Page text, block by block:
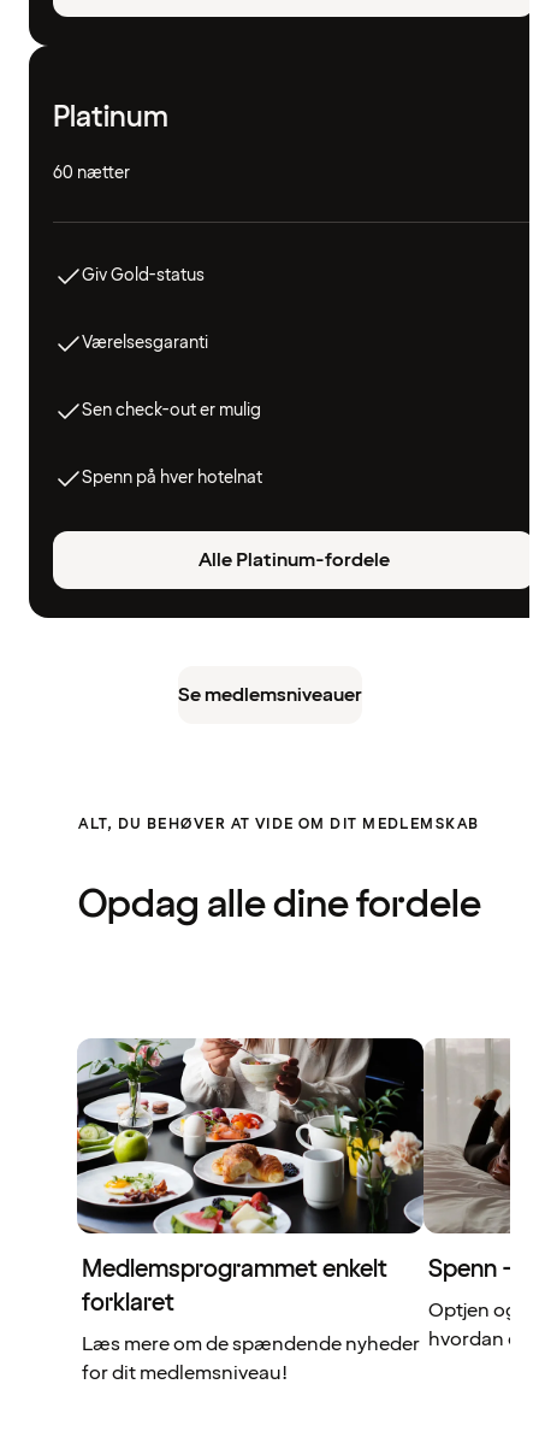
Platinum
60 nætter
Giv Gold-status
Værelsesgaranti
Sen check-out er mulig
Spenn på hver hotelnat
Alle Platinum-fordele
Se medlemsniveauer
ALT, DU BEHØVER AT VIDE OM DIT MEDLEMSKAB
Opdag alle dine fordele
Medlemsprogrammet enkelt
forklaret
Læs mere om de spændende nyheder
for dit medlemsniveau!
Spenn –
Optjen og
hvordan